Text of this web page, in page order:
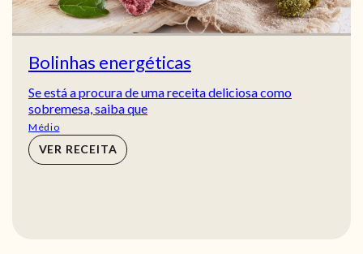
Bolinhas energéticas
Se está a procura de uma receita deliciosa como
sobremesa, saiba que
Médio
VER RECEITA